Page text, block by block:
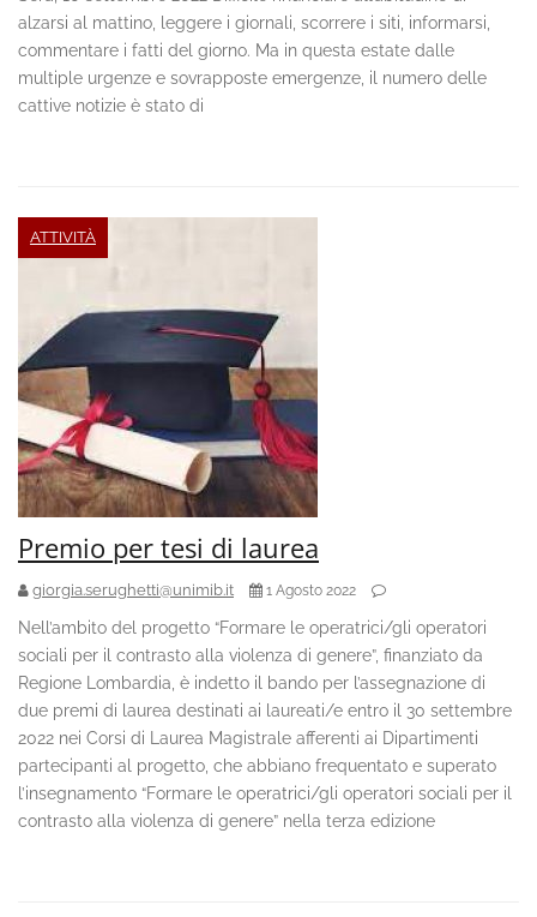
alzarsi al mattino, leggere i giornali, scorrere i siti, informarsi,
commentare i fatti del giorno. Ma in questa estate dalle
multiple urgenze e sovrapposte emergenze, il numero delle
cattive notizie è stato di
ATTIVITÀ
Premio per tesi di laurea
giorgia.serughetti@unimib.it 1 Agosto 2022
Nell’ambito del progetto “Formare le operatrici/gli operatori
sociali per il contrasto alla violenza di genere”, finanziato da
Regione Lombardia, è indetto il bando per l’assegnazione di
due premi di laurea destinati ai laureati/e entro il 30 settembre
2022 nei Corsi di Laurea Magistrale afferenti ai Dipartimenti
partecipanti al progetto, che abbiano frequentato e superato
l’insegnamento “Formare le operatrici/gli operatori sociali per il
contrasto alla violenza di genere” nella terza edizione